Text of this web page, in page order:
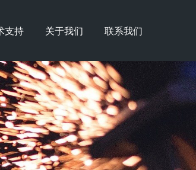
支持 关于我们 联系我们